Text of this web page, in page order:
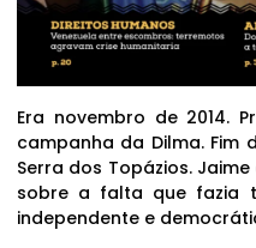
Era novembro de 2014.
campanha da Dilma. Fim
Serra dos Topázios.
sobre a falta que fazia
independente e